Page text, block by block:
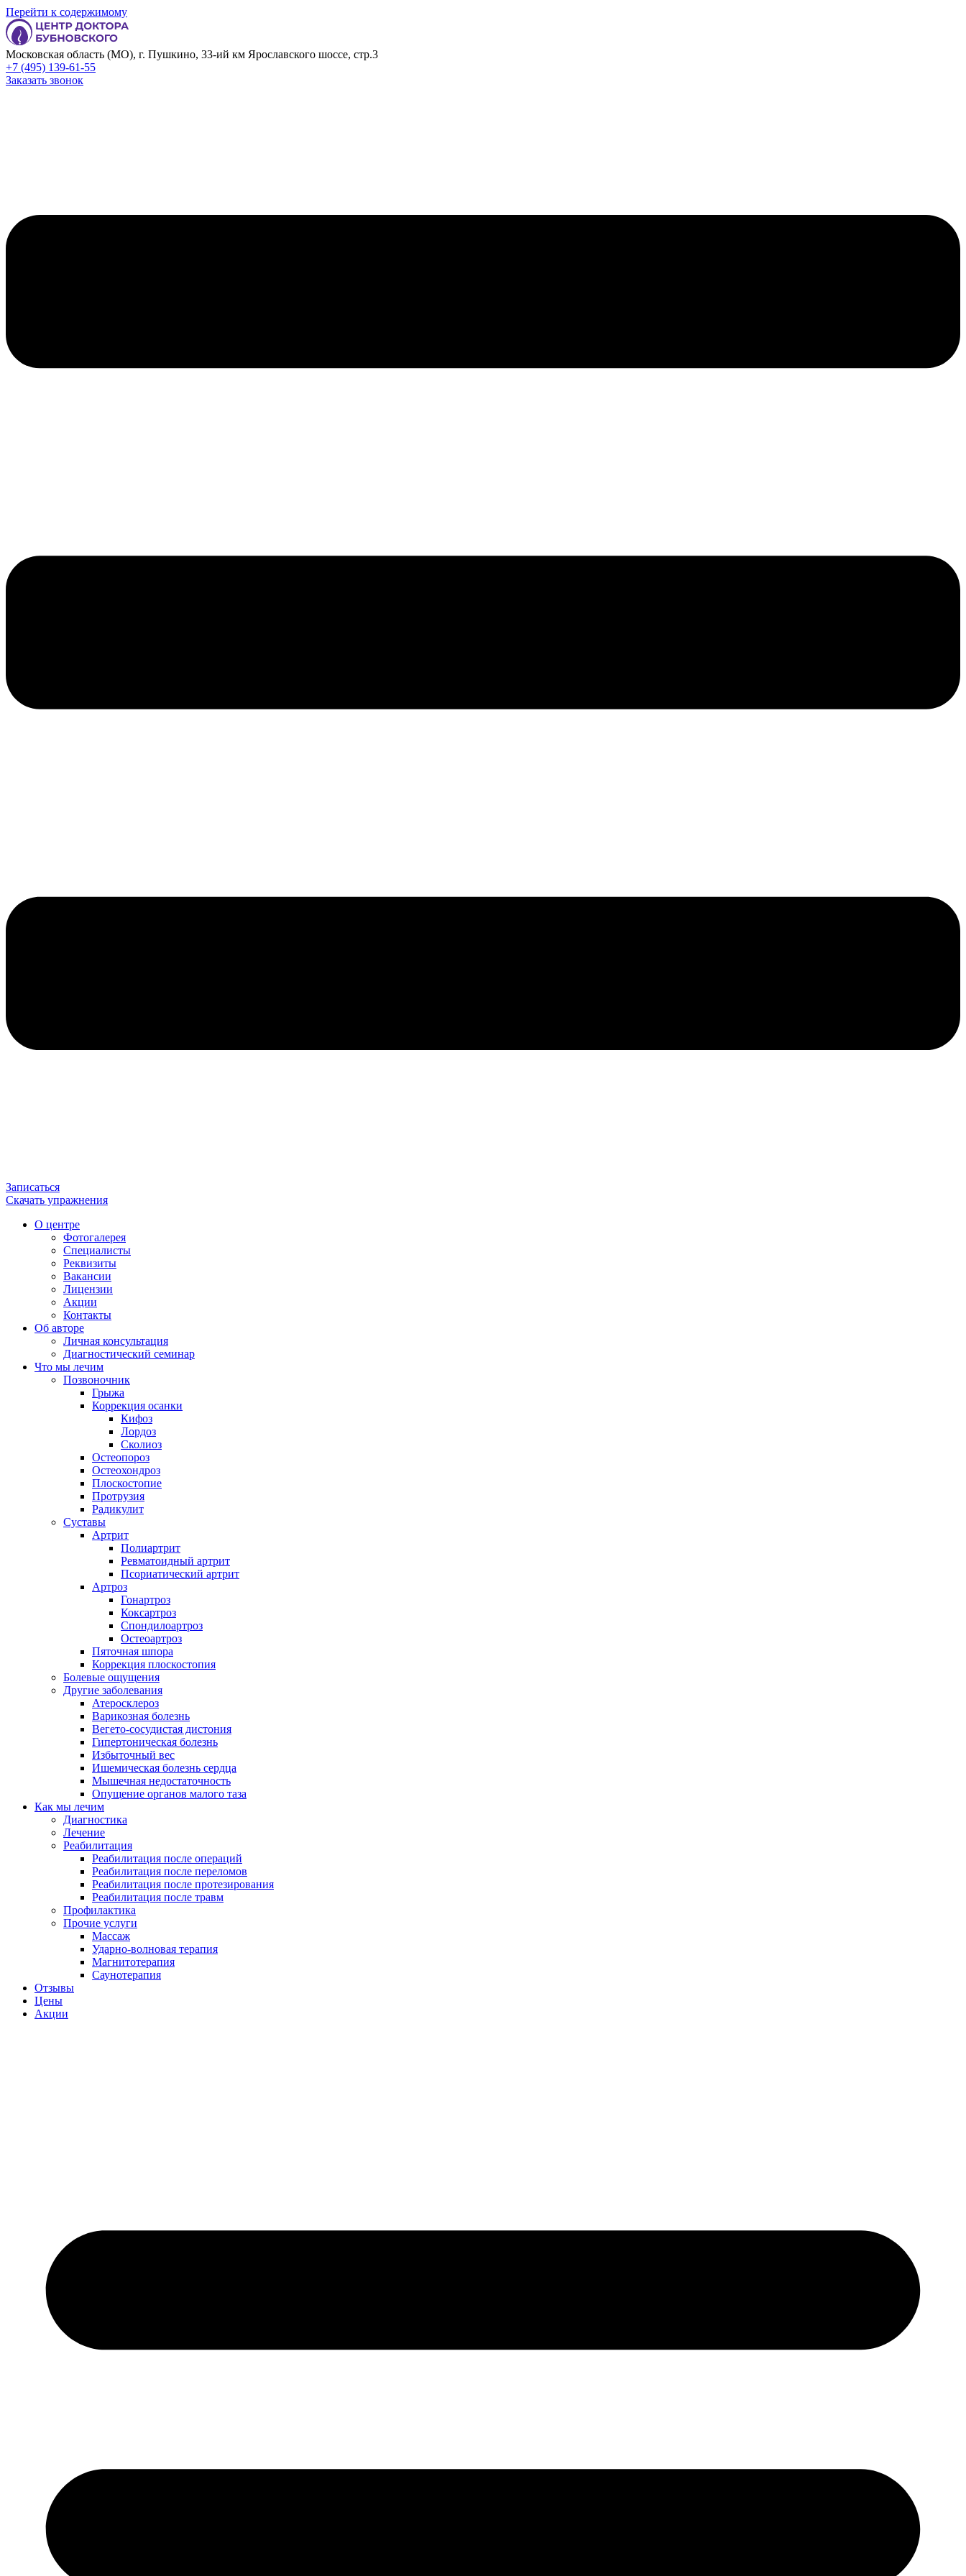
Перейти к содержимому
Московская область (МО), г. Пушкино, 33-ий км Ярославского шоссе, стр.3
+7 (495) 139-61-55
Заказать звонок
Записаться
Скачать упражнения
О центре
Фотогалерея
Специалисты
Реквизиты
Вакансии
Лицензии
Акции
Контакты
Об авторе
Личная консультация
Диагностический семинар
Что мы лечим
Позвоночник
Грыжа
Коррекция осанки
Кифоз
Лордоз
Сколиоз
Остеопороз
Остеохондроз
Плоскостопие
Протрузия
Радикулит
Суставы
Артрит
Полиартрит
Ревматоидный артрит
Псориатический артрит
Артроз
Гонартроз
Коксартроз
Спондилоартроз
Остеоартроз
Пяточная шпора
Коррекция плоскостопия
Болевые ощущения
Другие заболевания
Атеросклероз
Варикозная болезнь
Вегето-сосудистая дистония
Гипертоническая болезнь
Избыточный вес
Ишемическая болезнь сердца
Мышечная недостаточность
Опущение органов малого таза
Как мы лечим
Диагностика
Лечение
Реабилитация
Реабилитация после операций
Реабилитация после переломов
Реабилитация после протезирования
Реабилитация после травм
Профилактика
Прочие услуги
Массаж
Ударно-волновая терапия
Магнитотерапия
Саунотерапия
Отзывы
Цены
Акции